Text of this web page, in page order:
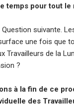
temps pour tout le
suivante.
une fois que
Travailleurs de la
?
à la fin de ce
des